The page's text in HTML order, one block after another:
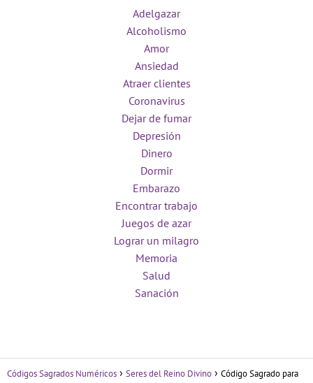
Adelgazar
Alcoholismo
Amor
Ansiedad
Atraer clientes
Coronavirus
Dejar de fumar
Depresión
Dinero
Dormir
Embarazo
Encontrar trabajo
Juegos de azar
Lograr un milagro
Memoria
Salud
Sanación
Códigos Sagrados Numéricos Seres del Reino Divino
Código Sagrado para